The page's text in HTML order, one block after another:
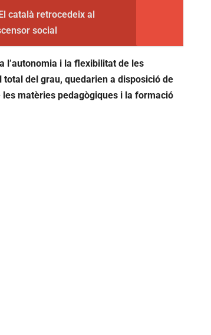
català retrocedeix al
social
l’autonomia i la flexibilitat de les
del grau, quedarien a disposició de
matèries pedagògiques i la formació